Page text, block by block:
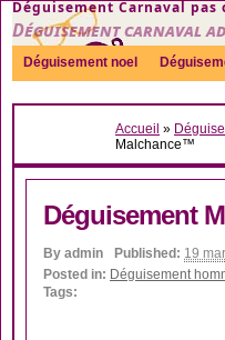
Déguisement Carnaval pas
Déguisement carnaval
Déguisement noel
Sexy Déguisement couple
Accueil »
Malchance™
Déguisement
By admin Published: 19
Posted in: Déguisement
Tags: